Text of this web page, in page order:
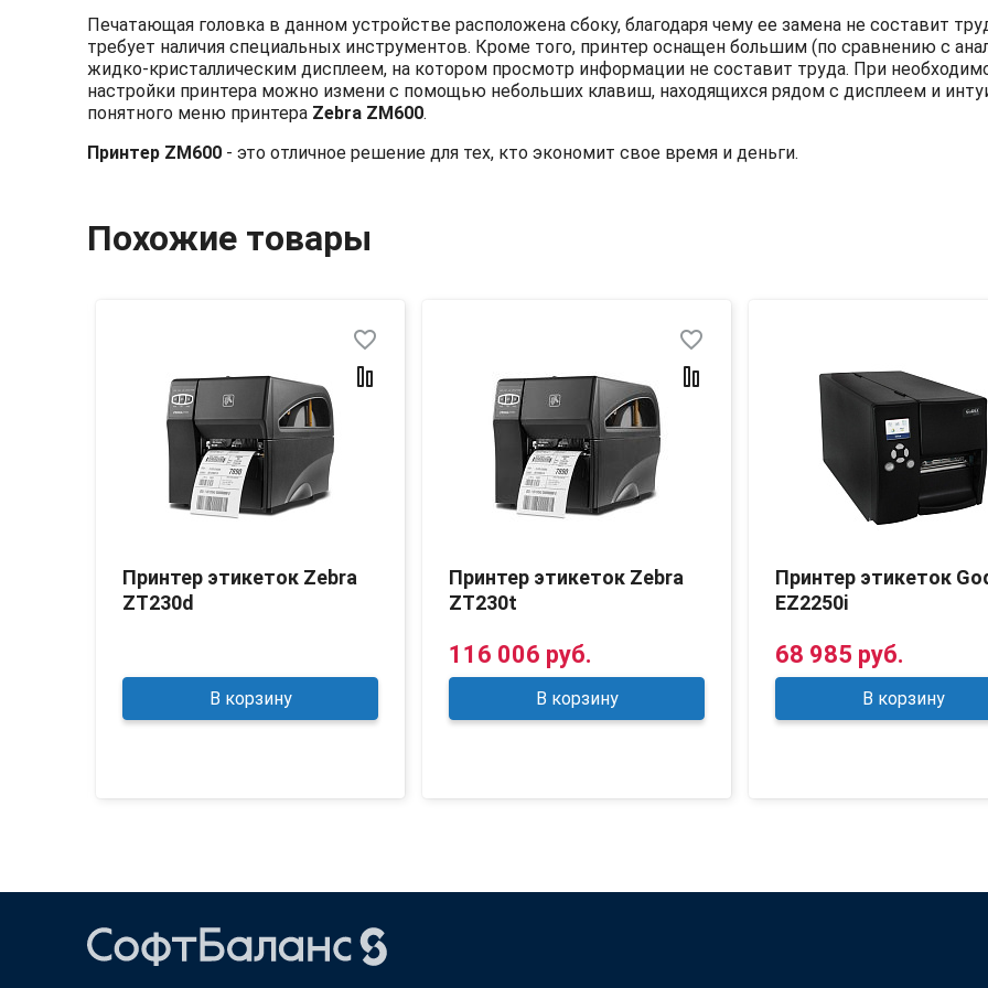
Печатающая головка в данном устройстве расположена сбоку, благодаря чему ее замена не составит
требует наличия специальных инструментов. Кроме того, принтер оснащен большим (по сравнению с
жидко-кристаллическим дисплеем, на котором просмотр информации не составит труда. При
настройки принтера можно измени с помощью небольших клавиш, находящихся рядом с дисплеем и
понятного меню принтера Zebra ZM600.
Принтер ZM600 - это отличное решение для тех, кто экономит свое время и деньги.
Похожие товары
Принтер этикеток Zebra
ZT230d
favorite_border
В корзину
Принтер этикеток Zebra
ZT230t
favorite_border
116 006 руб.
В корзину
Принтер этикеток
EZ2250i
68 985 руб.
В корзину